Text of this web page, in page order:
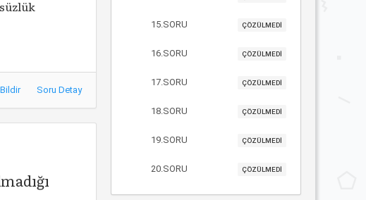
Soru Detay
15.SORU ÇÖZÜLMEDİ
16.SORU ÇÖZÜLMEDİ
17.SORU ÇÖZÜLMEDİ
18.SORU ÇÖZÜLMEDİ
19.SORU ÇÖZÜLMEDİ
20.SORU ÇÖZÜLMEDİ